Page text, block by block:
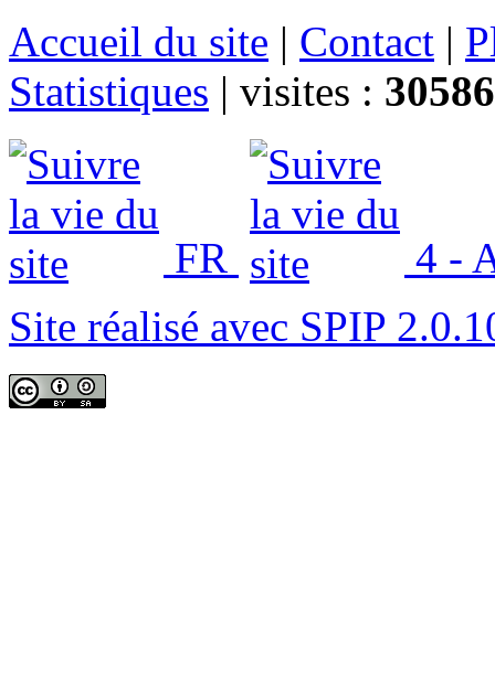
Accueil du site | Contact |
Statistiques | visites :
FR
4 -
Site réalisé avec SPIP